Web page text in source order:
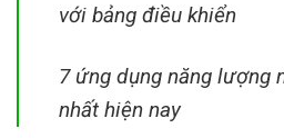
với bảng điều khiển
7 ứng dụng năng lượng
nhất hiện nay